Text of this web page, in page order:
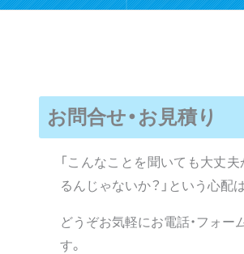
プ
お問合せ・お見積り
「こんなことを聞いても大丈
るんじゃないか？」という心配
どうぞお気軽にお電話・フォー
す。